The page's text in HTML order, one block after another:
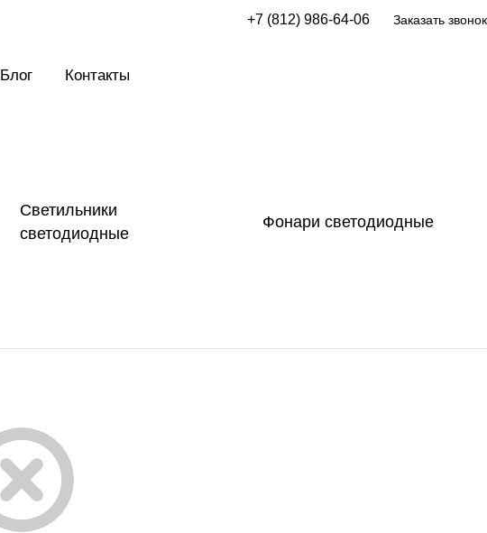
+7 (812) 986-64-06 Заказать звонок
Блог Контакты
Светильники
светодиодные
Фонари светодиодные